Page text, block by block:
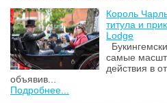
Король
титула и
Lodge
самые
действия в
объявив...
Подробнее...